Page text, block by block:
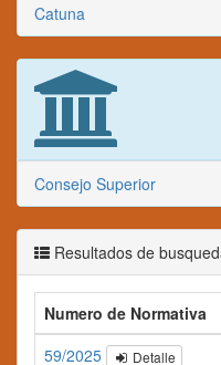
Catuna
Consejo Superior
Resultados de
Numero de Normativa
59/2025
Detalle